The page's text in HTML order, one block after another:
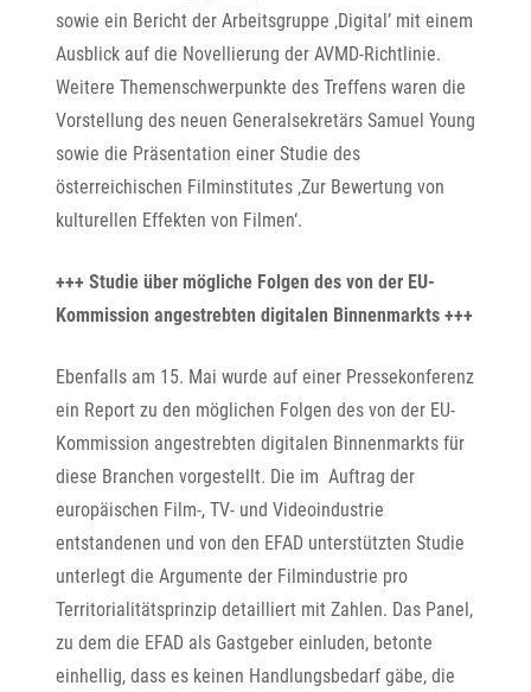
sowie ein Bericht der Arbeitsgruppe ‚Digital’ mit einem
Ausblick auf die Novellierung der AVMD-Richtlinie.
Weitere Themenschwerpunkte des Treffens waren die
Vorstellung des neuen Generalsekretärs Samuel Young
sowie die Präsentation einer Studie des
österreichischen Filminstitutes ‚Zur Bewertung von
kulturellen Effekten von Filmen‘.
+++ Studie über mögliche Folgen des von der EU-
Kommission angestrebten digitalen Binnenmarkts +++
Ebenfalls am 15. Mai wurde auf einer Pressekonferenz
ein Report zu den möglichen Folgen des von der EU-
Kommission angestrebten digitalen Binnenmarkts für
diese Branchen vorgestellt. Die im Auftrag der
europäischen Film-, TV- und Videoindustrie
entstandenen und von den EFAD unterstützten Studie
unterlegt die Argumente der Filmindustrie pro
Territorialitätsprinzip detailliert mit Zahlen. Das Panel,
zu dem die EFAD als Gastgeber einluden, betonte
einhellig, dass es keinen Handlungsbedarf gäbe, die